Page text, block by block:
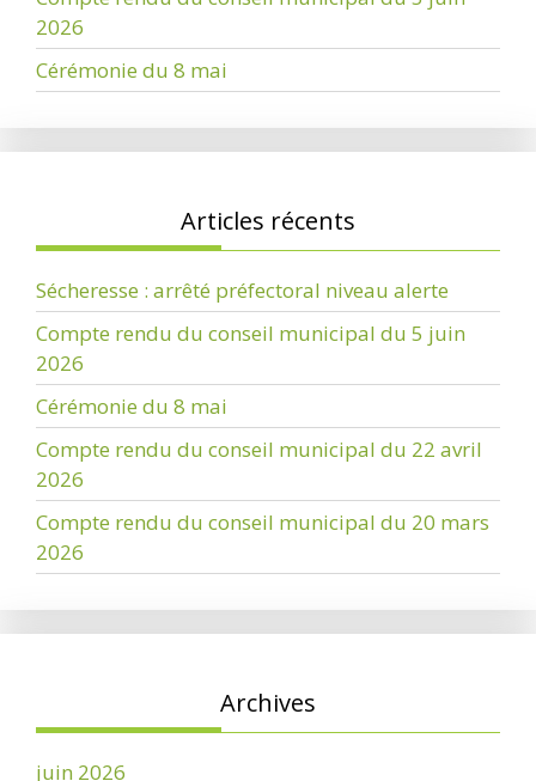
2026
Cérémonie du 8 mai
Articles récents
Sécheresse : arrêté préfectoral niveau alerte
Compte rendu du conseil municipal du 5 juin
2026
Cérémonie du 8 mai
Compte rendu du conseil municipal du 22 avril
2026
Compte rendu du conseil municipal du 20 mars
2026
Archives
juin 2026